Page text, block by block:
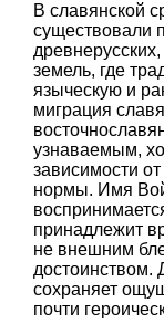
В славянской
существовали
земель, где
языческую и
миграция
узнаваемым,
зависимости
нормы. Имя
принадлежит
не внешним
достоинством.
сохраняет
почти